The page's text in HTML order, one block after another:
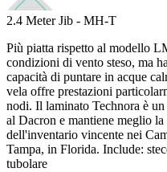
2.4 Meter Jib - MH-T
Più piatta rispetto al modello
condizioni di vento steso, ma
capacità di puntare in acque
vela offre prestazioni
nodi. Il laminato Technora è
al Dacron e mantiene meglio
dell'inventario vincente nei
Tampa, in Florida. Include:
tubolare